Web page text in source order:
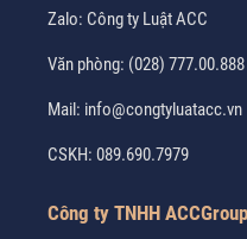
Zalo: Công ty Luật ACC
Văn phòng: (028) 777.00.888
Mail: info@congtyluatacc.vn
CSKH: 089.690.7979
Công ty TNHH ACCGroup